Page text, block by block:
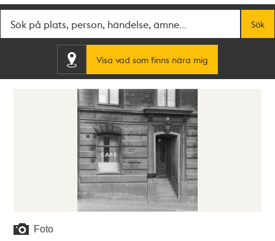
Sök
Visa vad som finns nära mig
Foto